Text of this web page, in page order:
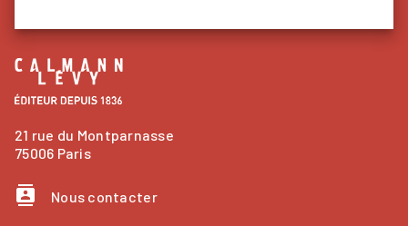
21 rue du Montparnasse
75006 Paris
contacts Nous contacter